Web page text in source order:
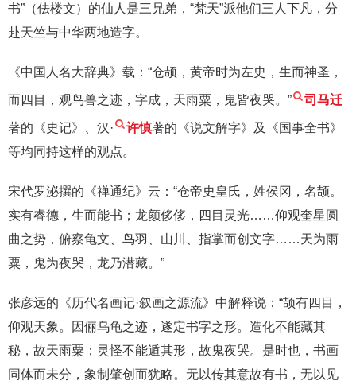
书”（佉楼文）的仙人是三兄弟，“梵天”派他们三人下凡，分
赴天竺与中华两地造字。
《中国人名大辞典》载：“仓颉，黄帝时为左史，生而神圣，
而四目，观鸟兽之迹，字成，天雨粟，鬼皆夜哭。” 司马迁
著的《史记》、汉· 许慎著的《说文解字》及《国事全书》
等均同持这样的观点。
宋代罗泌撰的《禅通纪》云：“仓帝史皇氏，姓侯冈，名颉。
实有睿德，生而能书；龙颜侈侈，四目灵光……仰观奎星圆
曲之势，俯察龟文、鸟羽、山川、指掌而创文字……天为雨
粟，鬼为夜哭，龙乃潜藏。”
张彦远的《历代名画记·叙画之源流》中解释说：“颉有四目，
仰观天象。因俪乌龟之迹，遂定书字之形。造化不能藏其
秘，故天雨粟；灵怪不能遁其形，故鬼夜哭。是时也，书画
同体而未分，象制肇创而犹略。无以传其意故有书，无以见